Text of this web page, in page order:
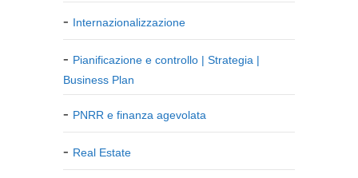
Internazionalizzazione
Pianificazione e controllo | Strategia |
Business Plan
PNRR e finanza agevolata
Real Estate